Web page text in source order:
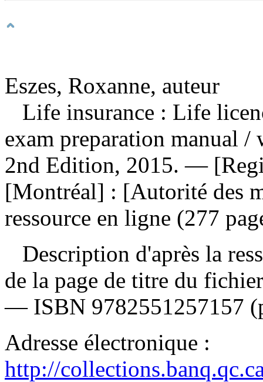
Eszes, Roxanne, auteur
Life insurance : Life
exam preparation manual /
2nd Edition, 2015. —
[Montréal] : [Autorité des
ressource en ligne (277
Description d'après la
de la page de titre du
— ISBN 9782551257157
Adresse électronique :
http://